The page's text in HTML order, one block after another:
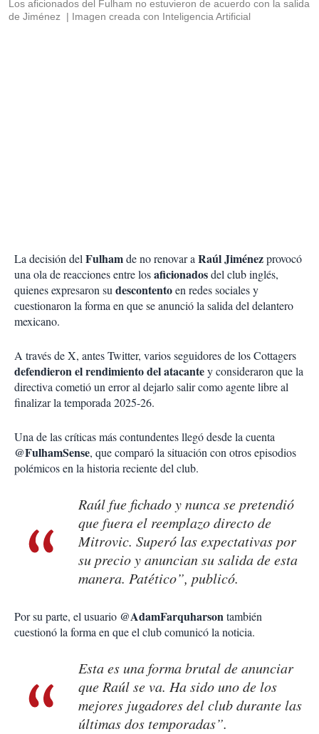
Los aficionados del Fulham no estuvieron de acuerdo con la salida
de Jiménez
Imagen creada con Inteligencia Artificial
La decisión delFulhamde no renovar aRaúl Jiménezprovocó
una ola de reacciones entre losaficionadosdel club inglés,
quienes expresaron sudescontentoen redes sociales y
cuestionaron la forma en que se anunció la salida del delantero
mexicano.
A través de X, antes Twitter, varios seguidores de los Cottagers
defendieron el rendimiento del atacantey consideraron que la
directiva cometió un error al dejarlo salir como agente libre al
finalizar la temporada 2025-26.
Una de las críticas más contundentes llegó desde la cuenta
@FulhamSense, que comparó la situación con otros episodios
polémicos en la historia reciente del club.
Raúl fue fichado y nunca se pretendió
que fuera el reemplazo directo de
Mitrovic. Superó las expectativas por
su precio y anuncian su salida de esta
manera. Patético”, publicó.
Por su parte, el usuario @AdamFarquharsontambién
cuestionó la forma en que el club comunicó la noticia.
Esta es una forma brutal de anunciar
que Raúl se va. Ha sido uno de los
mejores jugadores del club durante las
últimas dos temporadas”.